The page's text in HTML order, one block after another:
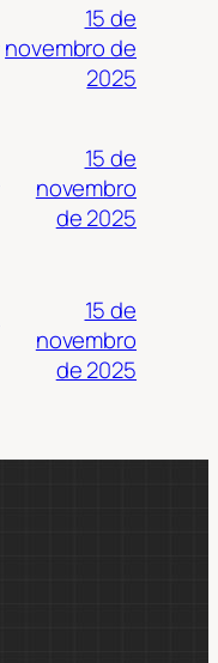
15 de
novembro de
2025
15 de
novembro
de 2025
15 de
novembro
de 2025